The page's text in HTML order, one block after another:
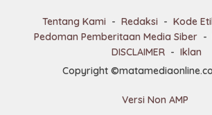
Tentang Kami Redaksi
Kode
Pedoman Pemberitaan Media Siber
DISCLAIMER
Iklan
Copyright
Versi Non AMP